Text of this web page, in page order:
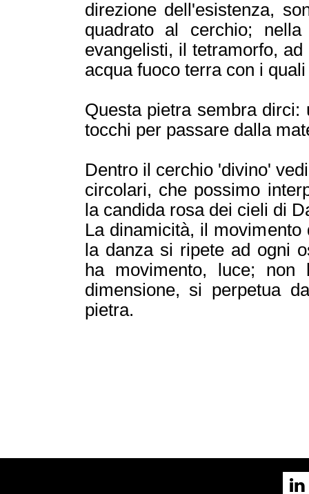
direzione dell'esistenza,
quadrato al cerchio;
evangelisti, il tetramorfo,
acqua fuoco terra con i
Questa pietra sembra
tocchi per passare dalla
Dentro il cerchio 'divino'
circolari, che possimo
la candida rosa dei cieli di
La dinamicità, il
la danza si ripete ad ogni
ha movimento, luce;
dimensione, si perpetua
pietra.